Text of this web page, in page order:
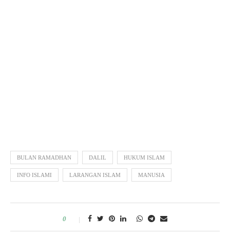
BULAN RAMADHAN DALIL HUKUM ISLAM
INFO ISLAMI LARANGAN ISLAM MANUSIA
0